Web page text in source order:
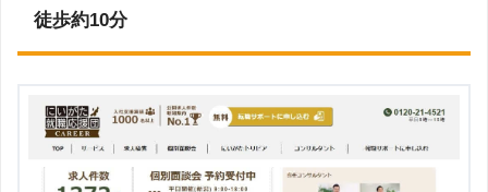
徒歩約10分